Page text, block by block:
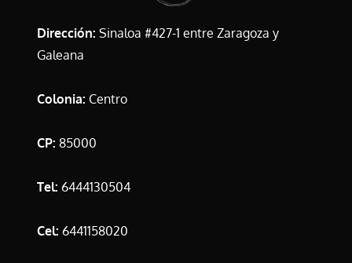
Dirección: Sinaloa #427-1 entre Zaragoza y
Galeana
Colonia: Centro
CP: 85000
Tel: 6444130504
Cel: 6441158020